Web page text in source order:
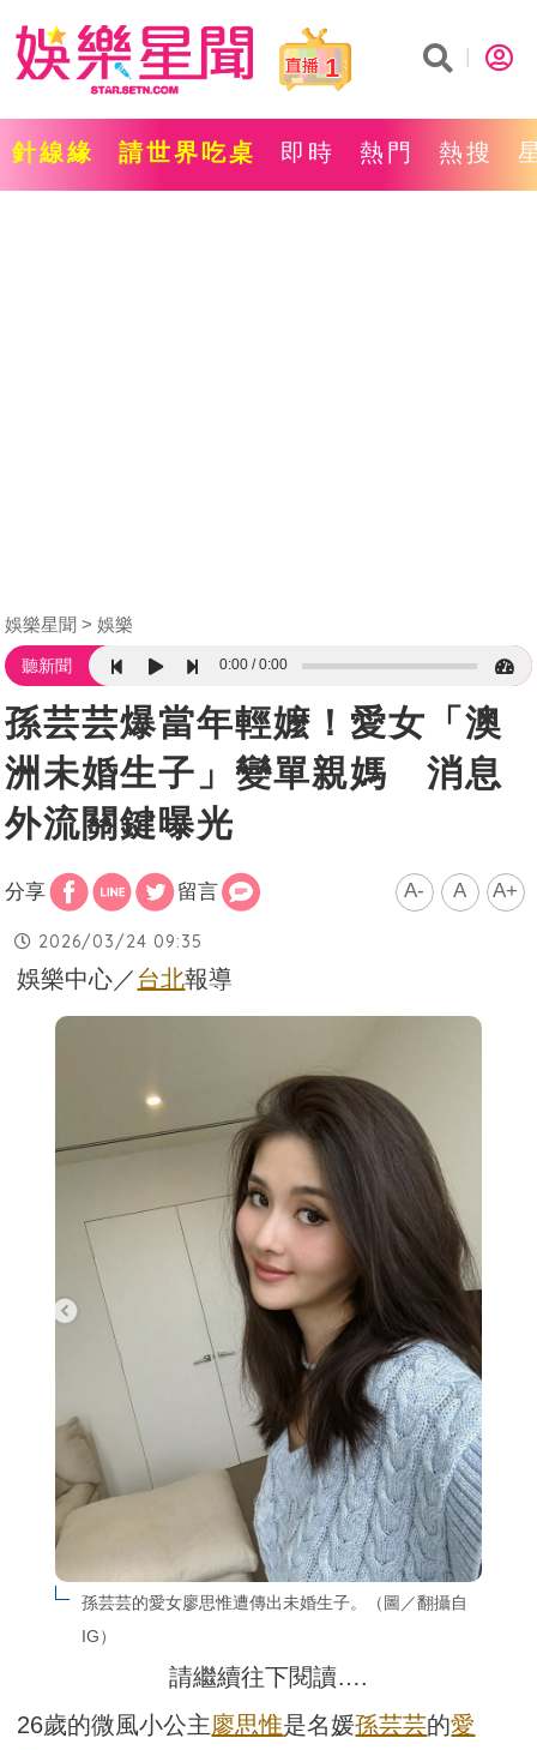
1
針線緣 請世界吃桌 即時 熱門 熱搜
娛樂星聞 娛樂
聽新聞 0:00 0:00
孫芸芸爆當年輕嬤！愛女「澳
洲未婚生子」變單親媽 消息
外流關鍵曝光
分享 留言 A- A A+
2026/03/24 09:35
娛樂中心／台北報導
孫芸芸的愛女廖思惟遭傳出未婚生子。（圖／翻攝自
IG）
請繼續往下閱讀….
26歲的微風小公主廖思惟是名媛孫芸芸的愛